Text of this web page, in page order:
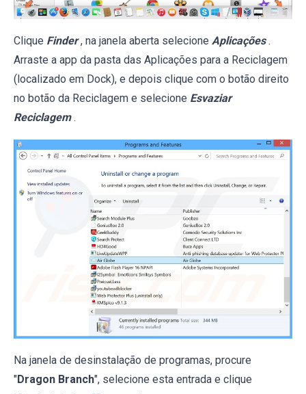
Clique Finder , na janela aberta selecione Aplicações .
Arraste a app da pasta das Aplicações para a Reciclagem
(localizado em Dock), e depois clique com o botão direito
no botão da Reciclagem e selecione Esvaziar
Reciclagem .
Na janela de desinstalação de programas, procure
"Dragon Branch", selecione esta entrada e clique